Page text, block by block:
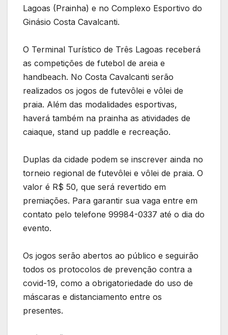
Lagoas (Prainha) e no Complexo Esportivo do
Ginásio Costa Cavalcanti.
O Terminal Turístico de Três Lagoas receberá
as competições de futebol de areia e
handbeach. No Costa Cavalcanti serão
realizados os jogos de futevôlei e vôlei de
praia. Além das modalidades esportivas,
haverá também na prainha as atividades de
caiaque, stand up paddle e recreação.
Duplas da cidade podem se inscrever ainda no
torneio regional de futevôlei e vôlei de praia. O
valor é R$ 50, que será revertido em
premiações. Para garantir sua vaga entre em
contato pelo telefone 99984-0337 até o dia do
evento.
Os jogos serão abertos ao público e seguirão
todos os protocolos de prevenção contra a
covid-19, como a obrigatoriedade do uso de
máscaras e distanciamento entre os
presentes.